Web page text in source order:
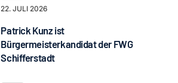
22. JULI 2026
Patrick Kunz ist
Bürgermeisterkandidat der FWG
Schifferstadt